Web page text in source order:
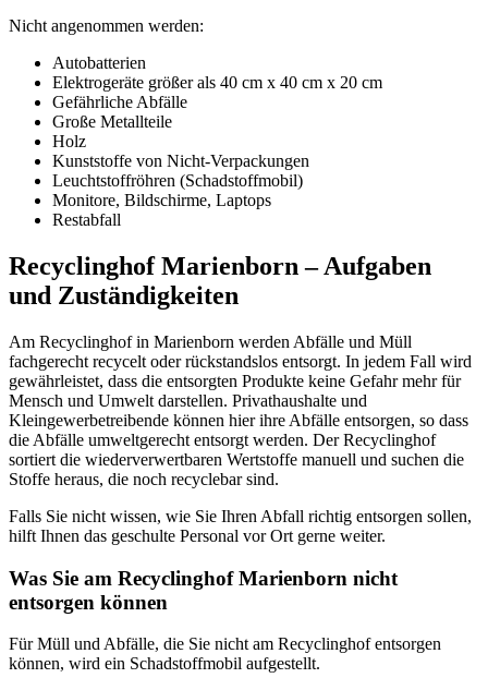
Nicht angenommen werden:
Autobatterien
Elektrogeräte größer als 40 cm x 40 cm x 20 cm
Gefährliche Abfälle
Große Metallteile
Holz
Kunststoffe von Nicht-Verpackungen
Leuchtstoffröhren (Schadstoffmobil)
Monitore, Bildschirme, Laptops
Restabfall
Recyclinghof Marienborn – Aufgaben
und Zuständigkeiten
Am Recyclinghof in Marienborn werden Abfälle und Müll
fachgerecht recycelt oder rückstandslos entsorgt. In jedem Fall wird
gewährleistet, dass die entsorgten Produkte keine Gefahr mehr für
Mensch und Umwelt darstellen. Privathaushalte und
Kleingewerbetreibende können hier ihre Abfälle entsorgen, so dass
die Abfälle umweltgerecht entsorgt werden. Der Recyclinghof
sortiert die wiederverwertbaren Wertstoffe manuell und suchen die
Stoffe heraus, die noch recyclebar sind.
Falls Sie nicht wissen, wie Sie Ihren Abfall richtig entsorgen sollen,
hilft Ihnen das geschulte Personal vor Ort gerne weiter.
Was Sie am Recyclinghof Marienborn nicht
entsorgen können
Für Müll und Abfälle, die Sie nicht am Recyclinghof entsorgen
können, wird ein Schadstoffmobil aufgestellt.